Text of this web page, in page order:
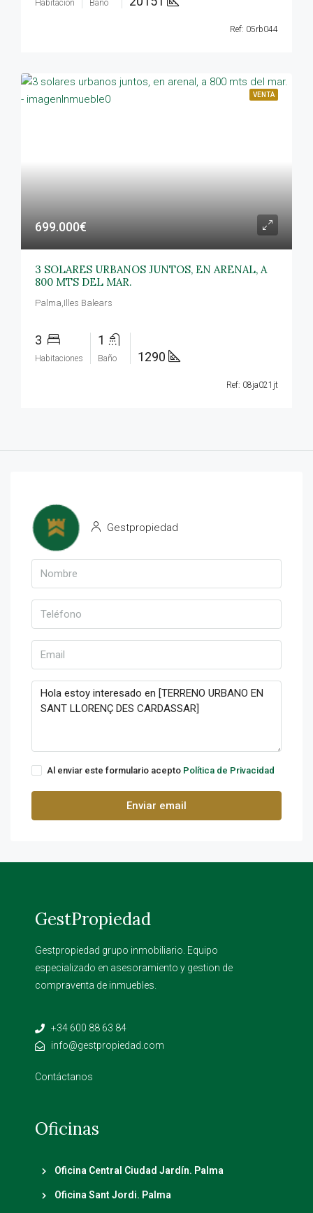
Habitación Baño
Ref: 05rb044
VENTA
699.000€
3 SOLARES URBANOS JUNTOS, EN ARENAL, A
800 MTS DEL MAR.
Palma,Illes Balears
3
Habitaciones
1
Baño 1290
Ref: 08ja021jt
Gestpropiedad
Al enviar este formulario acepto Política de Privacidad
Enviar email
GestPropiedad
Gestpropiedad grupo inmobiliario. Equipo
especializado en asesoramiento y gestion de
compraventa de inmuebles.
+34 600 88 63 84
info@gestpropiedad.com
Contáctanos
Oficinas
Oficina Central Ciudad Jardín. Palma
Oficina Sant Jordi. Palma